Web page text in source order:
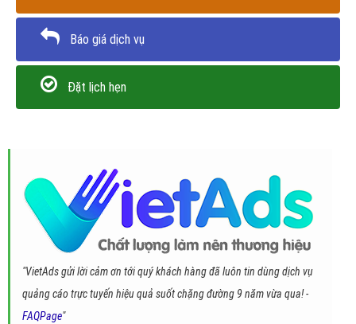
Báo giá dịch vụ
Đặt lịch hẹn
"VietAds gửi lời cảm ơn tới quý khách hàng đã luôn tin dùng dịch vụ
quảng cáo trực tuyến hiệu quả suốt chặng đường 9 năm vừa qua! -
FAQPage"